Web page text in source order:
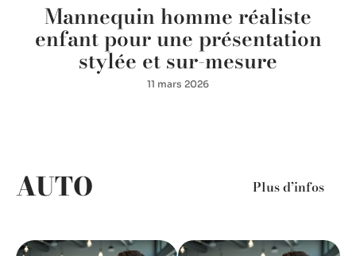
Mannequin homme réaliste
enfant pour une présentation
stylée et sur-mesure
11 mars 2026
AUTO Plus d’infos